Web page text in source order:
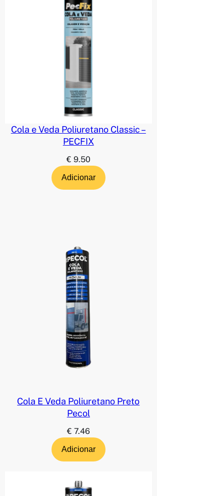
Cola e Veda Poliuretano Classic –
PECFIX
€ 9.50
Adicionar
Cola E Veda Poliuretano Preto
Pecol
€ 7.46
Adicionar